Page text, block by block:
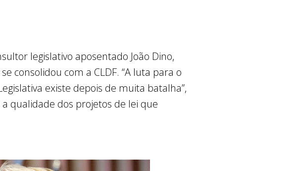
legislativo aposentado João Dino,
consolidou com a CLDF. “A luta para o
existe depois de muita batalha”,
qualidade dos projetos de lei que